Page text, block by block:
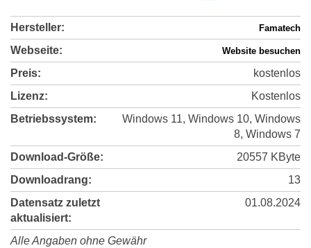
Hersteller: Famatech
Webseite: Website besuchen
Preis:
kostenlos
Lizenz:
Kostenlos
Betriebssystem:
Windows 11, Windows 10, Windows
8, Windows 7
Download-Größe:
20557 KByte
Downloadrang:
13
Datensatz zuletzt
aktualisiert:
01.08.2024
Alle Angaben ohne Gewähr